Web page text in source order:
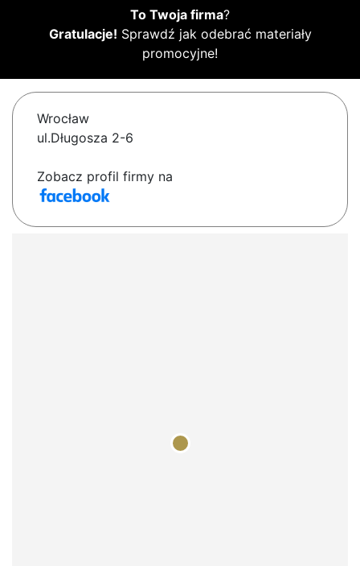
To Twoja firma?
Gratulacje! Sprawdź jak odebrać materiały
promocyjne!
Wrocław
ul.Długosza 2-6
Zobacz profil firmy na